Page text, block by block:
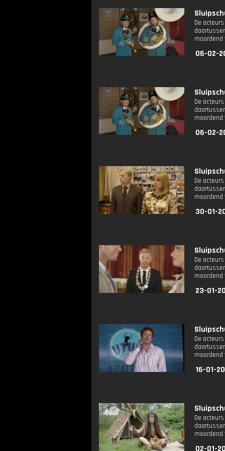
De
moordend
06-02-
De
moordend
06-02-
De
moordend
30-01-
De
moordend
23-01-
De
moordend
16-01-
De
moordend
02-01-